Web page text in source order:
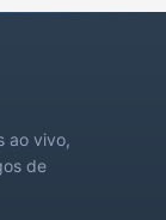
ao vivo,
de